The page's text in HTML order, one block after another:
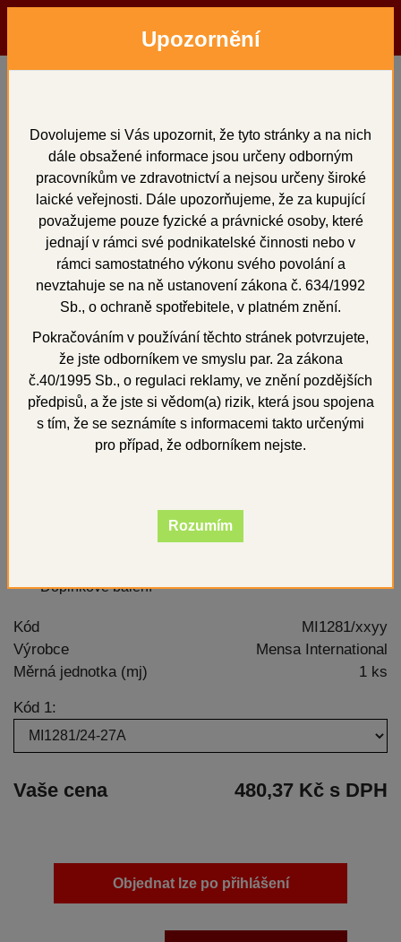
Hledat Přihlásit
Konstrukce pro
keramiku - bloky 10 ks
Doplňkové balení
Kód
MI1281/xxyy
Výrobce
Mensa International
Měrná jednotka (mj)
1 ks
Kód 1:
Vaše cena 480,37 Kč s DPH
Objednat lze po přihlášení
Upozornění
Dovolujeme si Vás upozornit, že tyto stránky a na nich
dále obsažené informace jsou určeny odborným
pracovníkům ve zdravotnictví a nejsou určeny široké
laické veřejnosti. Dále upozorňujeme, že za kupující
považujeme pouze fyzické a právnické osoby, které
jednají v rámci své podnikatelské činnosti nebo v
rámci samostatného výkonu svého povolání a
nevztahuje se na ně ustanovení zákona č. 634/1992
Sb., o ochraně spotřebitele, v platném znění.
Pokračováním v používání těchto stránek potvrzujete,
že jste odborníkem ve smyslu par. 2a zákona
č.40/1995 Sb., o regulaci reklamy, ve znění pozdějších
předpisů, a že jste si vědom(a) rizik, která jsou spojena
s tím, že se seznámíte s informacemi takto určenými
pro případ, že odborníkem nejste.
Rozumím